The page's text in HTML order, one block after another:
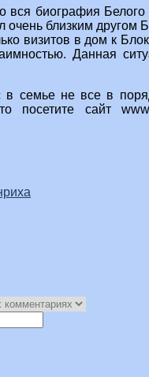
вся биография
очень близким другом
визитов в дом к
Данная
в семье не все в
посетите сайт